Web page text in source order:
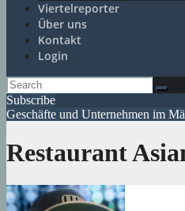
Viertelreporter
Über uns
Kontakt
Login
Subscribe
Geschäfte und Unternehmen im
Restaurant